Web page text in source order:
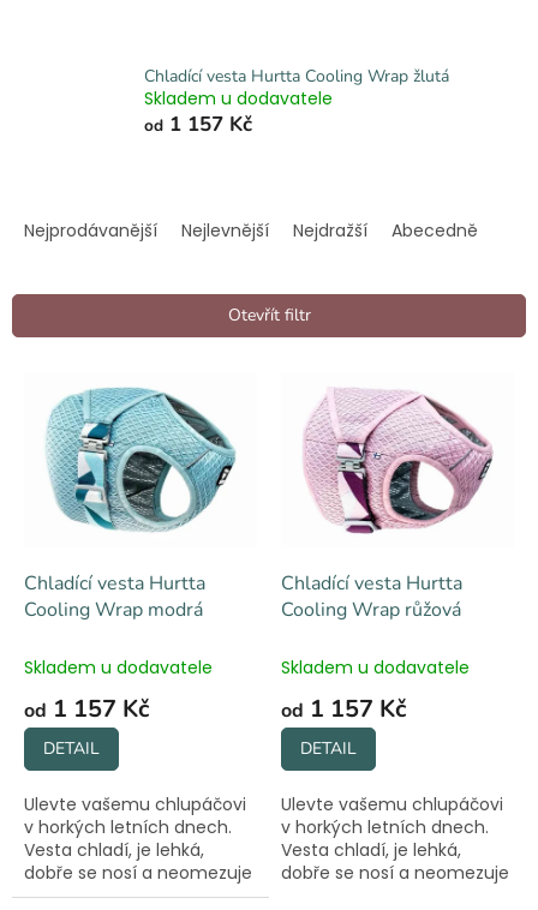
Chladící vesta Hurtta Cooling Wrap žlutá
Skladem u dodavatele
od 1 157 Kč
n
í
Nejprodávanější Nejlevnější Nejdražší Abecedně
Otevřít filtr
Chladící vesta Hurtta
Cooling Wrap modrá
Skladem u dodavatele
od 1 157 Kč
DETAIL
Ulevte vašemu chlupáčovi
v horkých letních dnech.
Vesta chladí, je lehká,
dobře se nosí a neomezuje
psa v pohybu.
Chladící vesta Hurtta
Cooling Wrap růžová
Skladem u dodavatele
od 1 157 Kč
DETAIL
Ulevte vašemu chlupáčovi
v horkých letních dnech.
Vesta chladí, je lehká,
dobře se nosí a neomezuje